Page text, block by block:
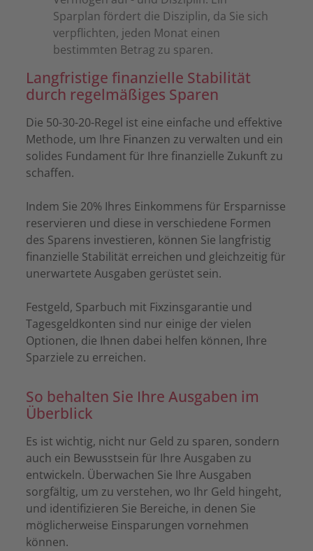
Sparplan fördert die Disziplin, da Sie sich
verpflichten, jeden Monat einen
bestimmten Betrag zu sparen.
Langfristige finanzielle Stabilität
durch regelmäßiges Sparen
Die 50-30-20-Regel ist eine einfache und effektive
Methode, um Ihre Finanzen zu verwalten und ein
solides Fundament für Ihre finanzielle Zukunft zu
schaffen.
Indem Sie 20% Ihres Einkommens für Ersparnisse
reservieren und diese in verschiedene Formen
des Sparens investieren, können Sie langfristig
finanzielle Stabilität erreichen und gleichzeitig für
unerwartete Ausgaben gerüstet sein.
Festgeld, Sparbuch mit Fixzinsgarantie und
Tagesgeldkonten sind nur einige der vielen
Optionen, die Ihnen dabei helfen können, Ihre
Sparziele zu erreichen.
So behalten Sie Ihre Ausgaben im
Überblick
Es ist wichtig, nicht nur Geld zu sparen, sondern
auch ein Bewusstsein für Ihre Ausgaben zu
entwickeln. Überwachen Sie Ihre Ausgaben
sorgfältig, um zu verstehen, wo Ihr Geld hingeht,
und identifizieren Sie Bereiche, in denen Sie
möglicherweise Einsparungen vornehmen
können.